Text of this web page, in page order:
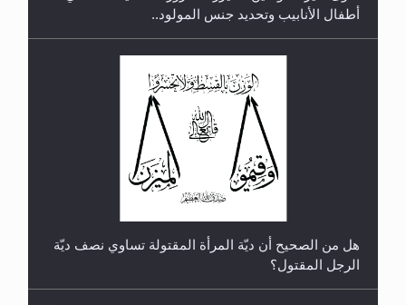
رأيٌ في لغة المسيح الموعود عليه السلام.. 4...
أطفال الأنابيب وتحديد جنس المولود..
هل من الصحيح أن ديّة المرأة المقتولة تساوي نصف ديّة
الرجل المقتول؟